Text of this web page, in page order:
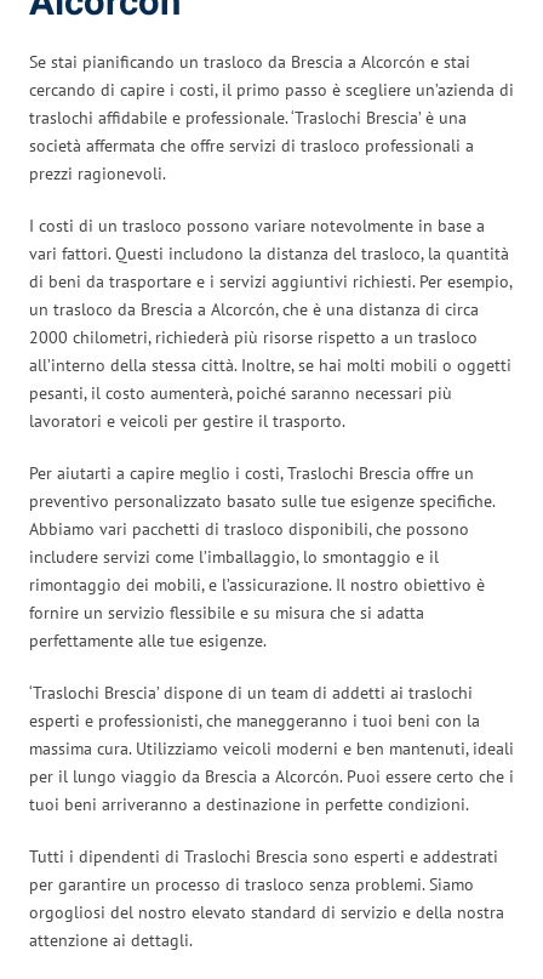
Se stai pianificando un trasloco da Brescia a Alcorcón e stai
cercando di capire i costi, il primo passo è scegliere un’azienda di
traslochi affidabile e professionale. ‘Traslochi Brescia’ è una
società affermata che offre servizi di trasloco professionali a
prezzi ragionevoli.
I costi di un trasloco possono variare notevolmente in base a
vari fattori. Questi includono la distanza del trasloco, la quantità
di beni da trasportare e i servizi aggiuntivi richiesti. Per esempio,
un trasloco da Brescia a Alcorcón, che è una distanza di circa
2000 chilometri, richiederà più risorse rispetto a un trasloco
all’interno della stessa città. Inoltre, se hai molti mobili o oggetti
pesanti, il costo aumenterà, poiché saranno necessari più
lavoratori e veicoli per gestire il trasporto.
Per aiutarti a capire meglio i costi, Traslochi Brescia offre un
preventivo personalizzato basato sulle tue esigenze specifiche.
Abbiamo vari pacchetti di trasloco disponibili, che possono
includere servizi come l’imballaggio, lo smontaggio e il
rimontaggio dei mobili, e l’assicurazione. Il nostro obiettivo è
fornire un servizio flessibile e su misura che si adatta
perfettamente alle tue esigenze.
‘Traslochi Brescia’ dispone di un team di addetti ai traslochi
esperti e professionisti, che maneggeranno i tuoi beni con la
massima cura. Utilizziamo veicoli moderni e ben mantenuti, ideali
per il lungo viaggio da Brescia a Alcorcón. Puoi essere certo che i
tuoi beni arriveranno a destinazione in perfette condizioni.
Tutti i dipendenti di Traslochi Brescia sono esperti e addestrati
per garantire un processo di trasloco senza problemi. Siamo
orgogliosi del nostro elevato standard di servizio e della nostra
attenzione ai dettagli.